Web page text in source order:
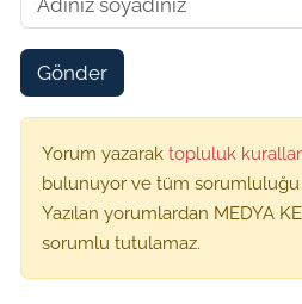
Gönder
Yorum yazarak topluluk
bulunuyor ve tüm sorumluluğu
Yazılan yorumlardan MEDYA
sorumlu tutulamaz.